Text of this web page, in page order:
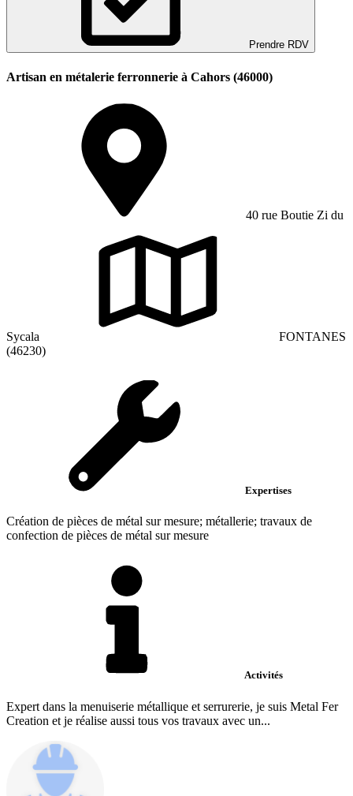
Prendre RDV
Artisan en métalerie ferronnerie à Cahors (46000)
40 rue Boutie Zi du
Sycala
FONTANES
(46230)
Expertises
Création de pièces de métal sur mesure; métallerie; travaux de
confection de pièces de métal sur mesure
Activités
Expert dans la menuiserie métallique et serrurerie, je suis Metal Fer
Creation et je réalise aussi tous vos travaux avec un...